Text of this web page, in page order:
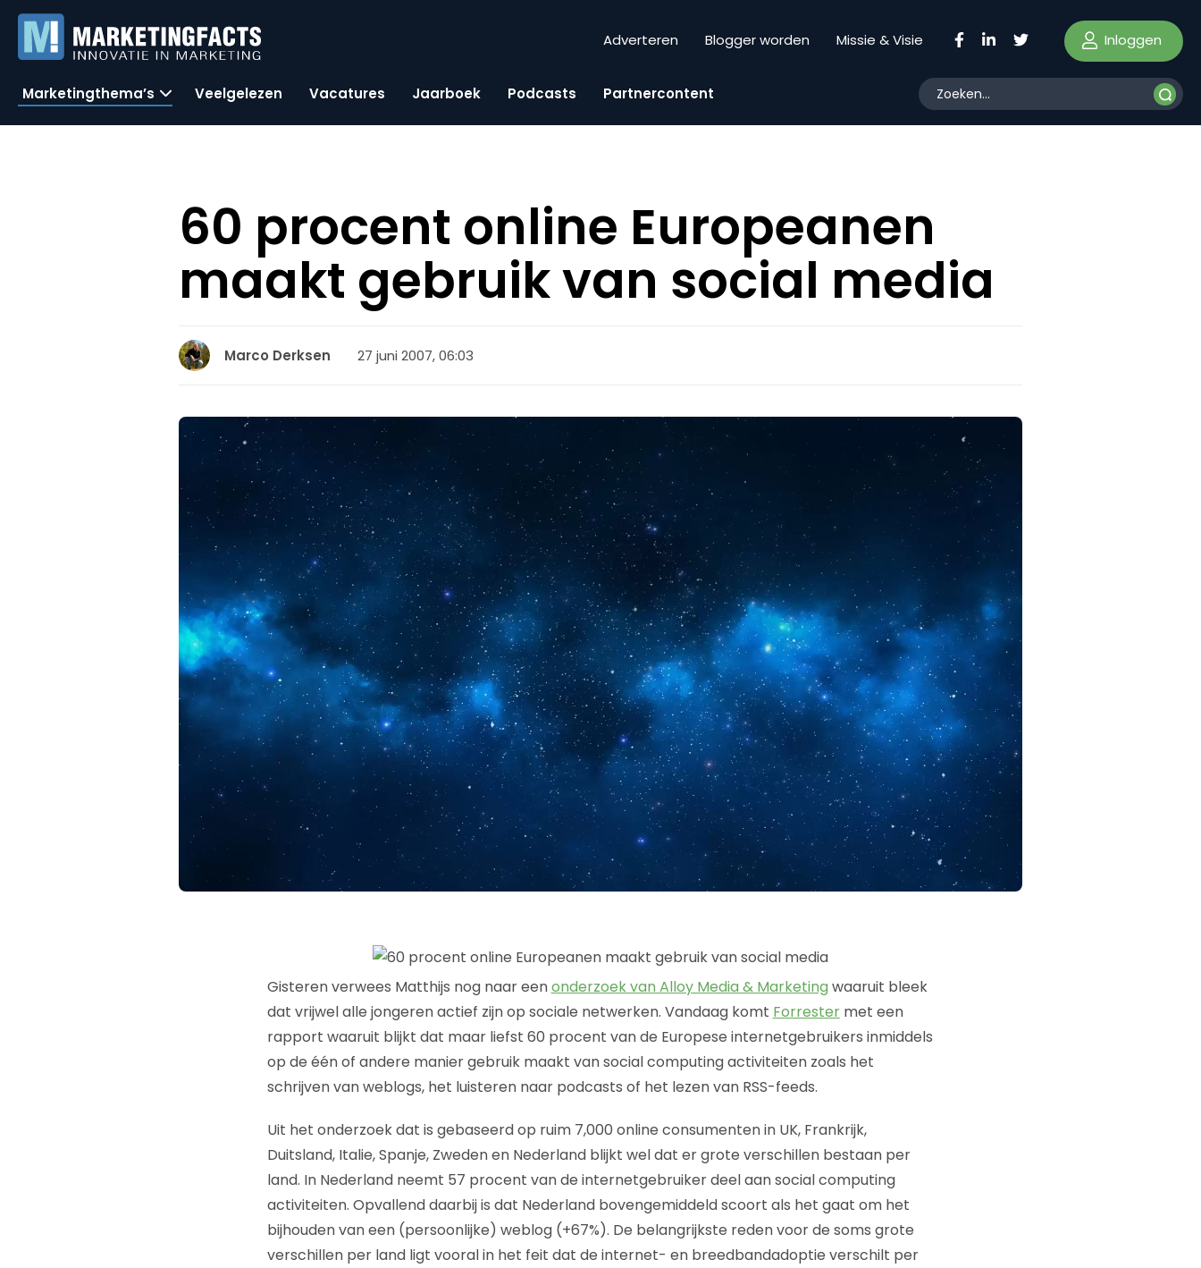
Adverteren Blogger worden Missie & Visie Inloggen
Marketingthema’s Veelgelezen Vacatures Jaarboek Podcasts Partnercontent
60 procent online Europeanen
maakt gebruik van social media
Marco Derksen 27 juni 2007, 06:03
Gisteren verwees Matthijs nog naar eenonderzoek van Alloy Media & Marketing waaruit bleek
dat vrijwel alle jongeren actief zijn op sociale netwerken. Vandaag komt Forrestermet een
rapport waaruit blijkt dat maar liefst 60 procent van de Europese internetgebruikers inmiddels
op de één of andere manier gebruik maakt van social computing activiteiten zoals het
schrijven van weblogs, het luisteren naar podcasts of het lezen van RSS-feeds.
Uit het onderzoek dat is gebaseerd op ruim 7,000 online consumenten in UK, Frankrijk,
Duitsland, Italie, Spanje, Zweden en Nederland blijkt wel dat er grote verschillen bestaan per
land. In Nederland neemt 57 procent van de internetgebruiker deel aan social computing
activiteiten. Opvallend daarbij is dat Nederland bovengemiddeld scoort als het gaat om het
bijhouden van een (persoonlijke) weblog (+67%). De belangrijkste reden voor de soms grote
verschillen per land ligt vooral in het feit dat de internet- en breedbandadoptie verschilt per